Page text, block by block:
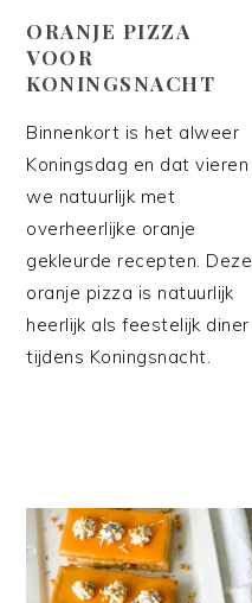
ORANJE PIZZA
VOOR
KONINGSNACHT
Binnenkort is het alweer
Koningsdag en dat vieren
we natuurlijk met
overheerlijke oranje
gekleurde recepten. Deze
oranje pizza is natuurlijk
heerlijk als feestelijk diner
tijdens Koningsnacht.